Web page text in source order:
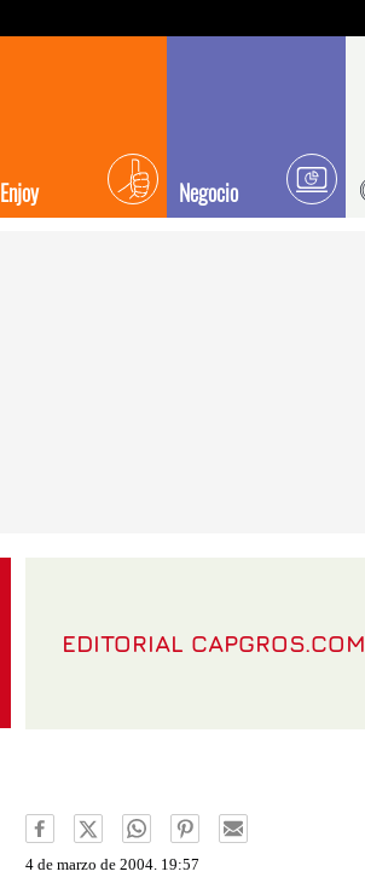
Enjoy Negocio
EDITORIAL CAPGROS.COM
4 de marzo de 2004. 19:57